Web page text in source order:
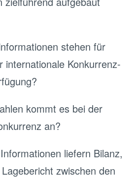
stehen für
internationale Konkurrenz-
kommt es bei der
an?
liefern Bilanz,
zwischen den